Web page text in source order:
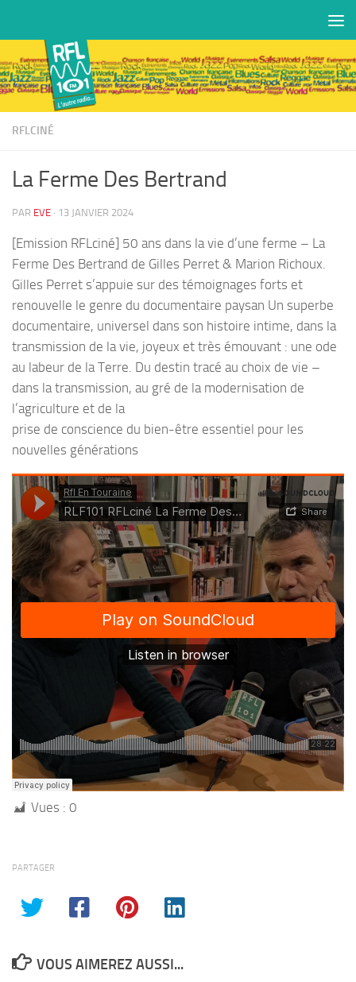
RFLCINÉ
La Ferme Des Bertrand
PAR EVE · 13 JANVIER 2024
[Emission RFLciné] 50 ans dans la vie d’une ferme – La
Ferme Des Bertrand de Gilles Perret & Marion Richoux.
Gilles Perret s’appuie sur des témoignages forts et
renouvelle le genre du documentaire paysan Un superbe
documentaire, universel dans son histoire intime, dans la
transmission de la vie, joyeux et très émouvant : une ode
au labeur de la Terre. Du destin tracé au choix de vie –
dans la transmission, au gré de la modernisation de
l’agriculture et de la
prise de conscience du bien-être essentiel pour les
nouvelles générations
Vues : 0
PARTAGER
VOUS AIMEREZ AUSSI...